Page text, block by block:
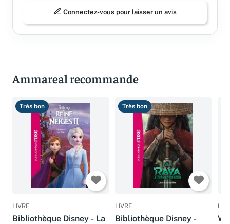
Connectez-vous pour laisser un avis
Ammareal recommande
Très bon
LIVRE
Bibliothèque Disney - La
Très bon
LIVRE
Bibliothèque Disney -